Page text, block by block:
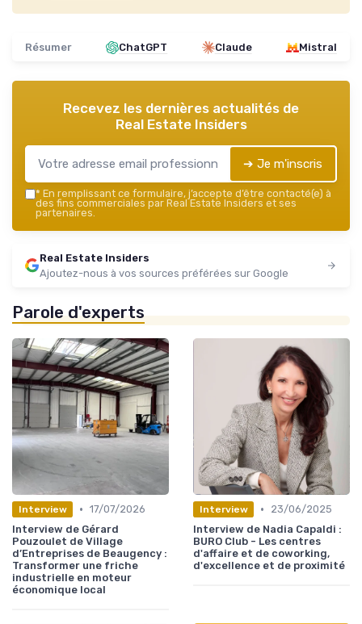
Résumer ChatGPT Claude Mistral
Recevez les dernières actualités de
Real Estate Insiders
➔ Je m'inscris
* En remplissant ce formulaire, j’accepte d’être contacté(e) à
des fins commerciales par Real Estate Insiders et ses
partenaires.
Real Estate Insiders
Ajoutez-nous à vos sources préférées sur Google
Parole d'experts
Interview • 17/07/2026
Interview de Gérard
Pouzoulet de Village
d’Entreprises de Beaugency :
Transformer une friche
industrielle en moteur
économique local
Interview •
23/06/2025
Interview de Nadia Capaldi :
BURO Club - Les centres
d'affaire et de coworking,
d'excellence et de proximité